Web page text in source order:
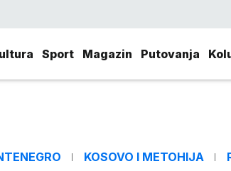
Sport Magazin Putovanja
KOSOVO I METOHIJA